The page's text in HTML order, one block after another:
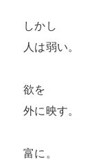
しかし
人は弱い。
欲を
外に映す。
富に。